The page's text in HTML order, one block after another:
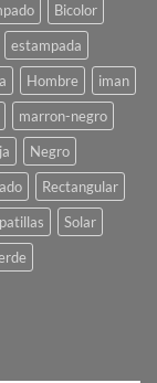
Bicolor
estampada
Hombre
iman
marron-negro
Negro
Rectangular
Solar